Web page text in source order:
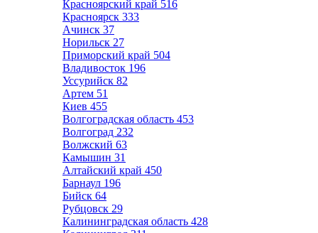
Красноярский край 516
Красноярск 333
Ачинск 37
Норильск 27
Приморский край 504
Владивосток 196
Уссурийск 82
Артем 51
Киев 455
Волгоградская область 453
Волгоград 232
Волжский 63
Камышин 31
Алтайский край 450
Барнаул 196
Бийск 64
Рубцовск 29
Калининградская область 428